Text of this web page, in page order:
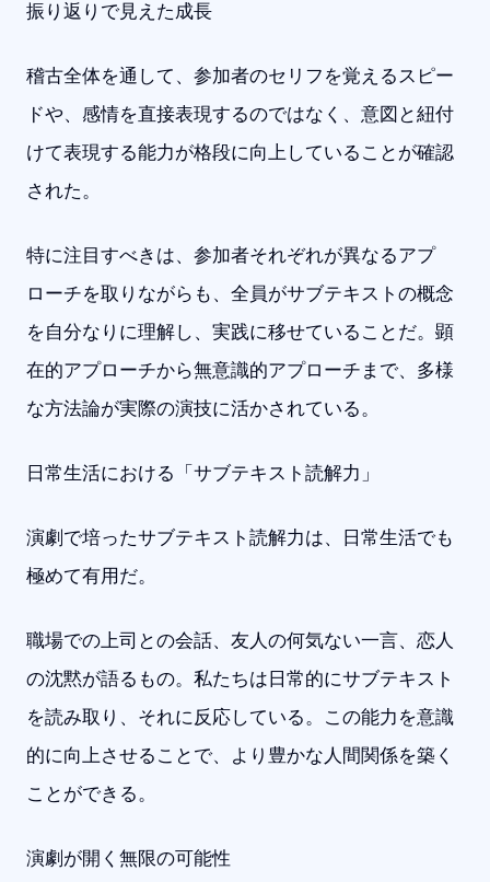
振り返りで見えた成長
稽古全体を通して、参加者のセリフを覚えるスピー
ドや、感情を直接表現するのではなく、意図と紐付
けて表現する能力が格段に向上していることが確認
された。
特に注目すべきは、参加者それぞれが異なるアプ
ローチを取りながらも、全員がサブテキストの概念
を自分なりに理解し、実践に移せていることだ。顕
在的アプローチから無意識的アプローチまで、多様
な方法論が実際の演技に活かされている。
日常生活における「サブテキスト読解力」
演劇で培ったサブテキスト読解力は、日常生活でも
極めて有用だ。
職場での上司との会話、友人の何気ない一言、恋人
の沈黙が語るもの。私たちは日常的にサブテキスト
を読み取り、それに反応している。この能力を意識
的に向上させることで、より豊かな人間関係を築く
ことができる。
演劇が開く無限の可能性